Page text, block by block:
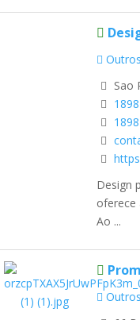
Outros
Sao
Design
oferece
Ao ...
Outros